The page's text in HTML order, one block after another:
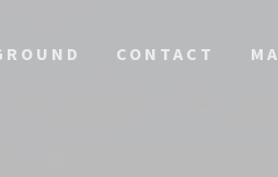
CONTACT